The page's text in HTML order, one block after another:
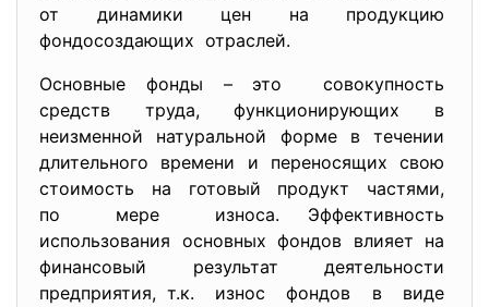
от динамики цен на продукцию
фондосоздающих отраслей.
Основные фонды – это совокупность
средств труда, функционирующих в
неизменной натуральной форме в течении
длительного времени и переносящих свою
стоимость на готовый продукт частями,
по мере износа. Эффективность
использования основных фондов влияет на
финансовый результат деятельности
предприятия, т.к. износ фондов в виде